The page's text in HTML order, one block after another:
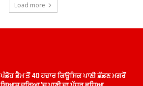
Load more
ਪੰਡੋਹ ਡੈਮ ਤੋਂ 40 ਹਜ਼ਾਰ ਕਿਊਸਿਕ ਪਾਣੀ ਛੱਡਣ ਮਗਰੋਂ